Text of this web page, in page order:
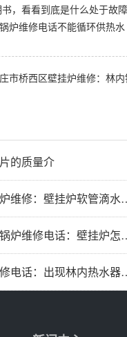
，看看到底是什么处于故
炉维修电话不能循环供热
的质量介
：壁挂炉软管滴水如何处理
修电话：壁挂炉怎样做才能···
：出现林内热水器显示缺笔···